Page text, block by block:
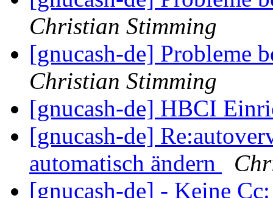
Christian Stimming
[gnucash-de] Probleme
Christian Stimming
[gnucash-de] HBCI
[gnucash-de]
automatisch ändern
[gnucash-de] - Keine